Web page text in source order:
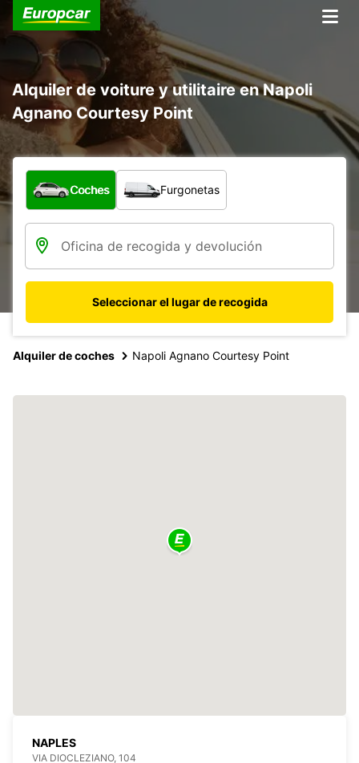
Alquiler de voiture y utilitaire en Napoli
Agnano Courtesy Point
¿Qué tipo de vehículo?
Coches Furgonetas
Seleccionar el lugar de recogida
Alquiler de coches Napoli Agnano Courtesy Point
NAPLES
VIA DIOCLEZIANO, 104